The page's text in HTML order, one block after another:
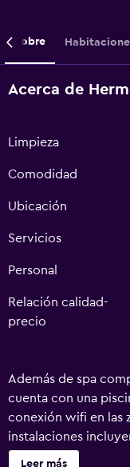
Sobre
Acerca de
Limpieza
Comodidad
Ubicación
Servicios
Personal
Relación calidad-
precio
Además de spa
cuenta con una
conexión wifi en las
instalaciones
negocios disponible
Leer más